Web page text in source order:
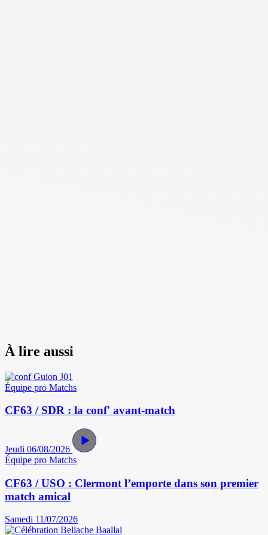
À lire aussi
Équipe pro Matchs
CF63 / SDR : la conf' avant-match
Jeudi 06/08/2026
Équipe pro Matchs
CF63 / USO : Clermont l’emporte dans son premier
match amical
Samedi 11/07/2026